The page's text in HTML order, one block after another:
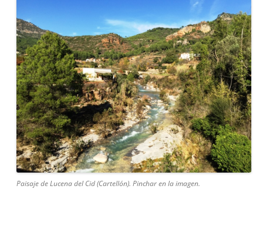
Paisaje de Lucena del Cid (Cartellón). Pinchar en la imagen.